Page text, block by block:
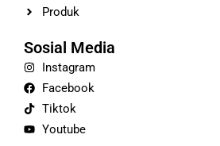
Produk
Sosial Media
Instagram
Facebook
Tiktok
Youtube